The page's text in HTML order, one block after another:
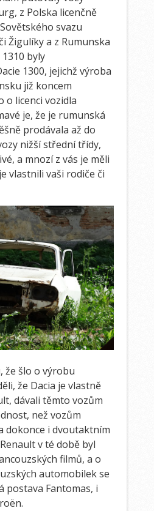
z Polska licenčně
svazu
Žigulíky a z Rumunska
1310 byly
1300, jejichž výroba
již koncem
o licenci vozidla
je, že je rumunská
prodávala až do
nižší střední třídy,
a mnozí z vás je měli
vlastnili vaši rodiče či
že šlo o výrobu
že Dacia je vlastně
dávali těmto vozům
než vozům
dokonce i dvoutaktním
v té době byl
filmů, a o
automobilek se
postava Fantomas, i